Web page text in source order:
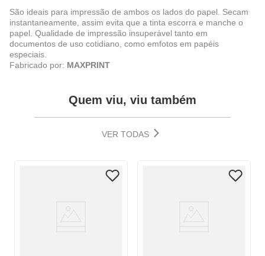
São ideais para impressão de ambos os lados do papel. Secam
instantaneamente, assim evita que a tinta escorra e manche o
papel. Qualidade de impressão insuperável tanto em
documentos de uso cotidiano, como emfotos em papéis
especiais.
Fabricado por: MAXPRINT
Quem viu, viu também
VER TODAS